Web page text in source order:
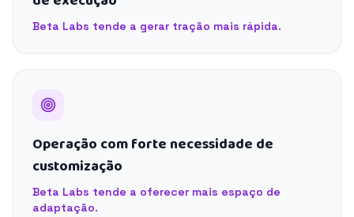
Beta Labs tende a gerar tração mais rápida.
Operação com forte necessidade de
customização
Beta Labs tende a oferecer mais espaço de
adaptação.